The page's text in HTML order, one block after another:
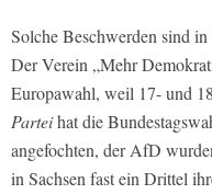
Solche Beschwerden sind
Der Verein „Mehr
Europawahl, weil 17- und
Parteihat die
angefochten, der AfD
in Sachsen fast ein Drittel